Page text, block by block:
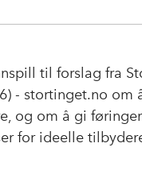
til forslag fra
- stortinget.no
og om å gi
for ideelle